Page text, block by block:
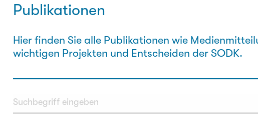
Publikationen
Hier finden Sie alle Publikationen wie
wichtigen Projekten und Entscheiden der SODK.